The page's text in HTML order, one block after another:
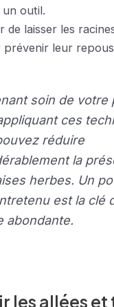
un outil.
de laisser les
prévenir leur
soin de votre
ces
réduire
la
herbes. Un
est la clé
abondante.
les allées et